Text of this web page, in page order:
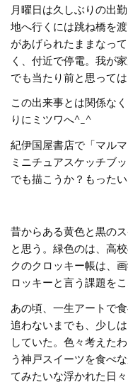
月曜日は久しぶりの出
地へ行くには跳ね橋を
があげられたままなっ
く、付近で停電。我が
でも当たり前と思って
この出来事とは関係な
りにミツワへ^_^
紀伊国屋書店で「マル
ミニチュアスケッチブ
でも描こうか？もった
昔からある黄色と黒の
と思う。緑色のは、高
クのクロッキー帳は、
ロッキーと言う課題を
あの頃、一生アートで
追わないまでも、少し
していた。色々考えた
う神戸スイーツを食べ
てみたいな浮かれた日